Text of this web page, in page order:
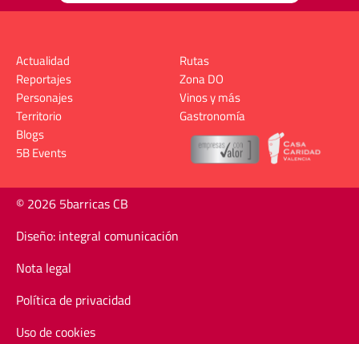
Actualidad
Reportajes
Personajes
Territorio
Rutas
Zona DO
Vinos y más
Gastronomía
Blogs
5B Events
© 2026 5barricas CB
Diseño: integral comunicación
Nota legal
Política de privacidad
Uso de cookies